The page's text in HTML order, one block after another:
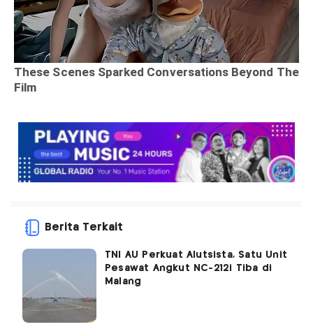
Berita Terkait
TNI AU Perkuat Alutsista, Satu Unit
Pesawat Angkut NC-212i Tiba di
Malang